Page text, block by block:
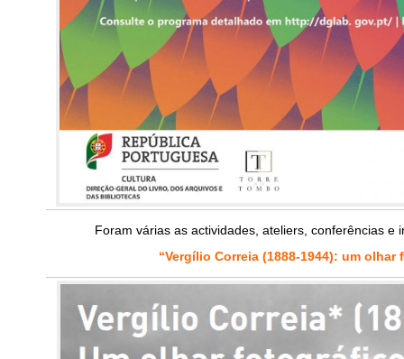
Foram várias as actividades, ateliers, conferências e
“Vergílio Correia (1888-1944): um olhar